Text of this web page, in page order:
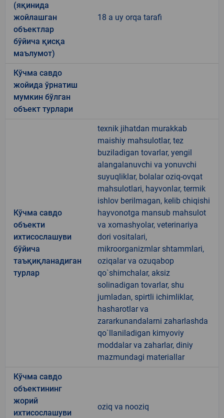
(яқинида
жойлашган
объектлар
бўйича қисқа
маълумот)
18 a uy orqa tarafi
Кўчма савдо
жойида ўрнатиш
мумкин бўлган
объект турлари
Кўчма савдо
объекти
ихтисослашуви
бўйича
таъқиқланадиган
турлар
texnik jihatdan murakkab
maishiy mahsulotlar, tez
buziladigan tovarlar, yengil
alangalanuvchi va yonuvchi
suyuqliklar, bolalar oziq-ovqat
mahsulotlari, hayvonlar, termik
ishlov berilmagan, kelib chiqishi
hayvonotga mansub mahsulot
va xomashyolar, veterinariya
dori vositalari,
mikroorganizmlar shtammlari,
oziqalar va ozuqabop
qo`shimchalar, aksiz
solinadigan tovarlar, shu
jumladan, spirtli ichimliklar,
hasharotlar va
zararkunandalarni zaharlashda
qo`llaniladigan kimyoviy
moddalar va zaharlar, diniy
mazmundagi materiallar
Кўчма савдо
объектининг
жорий
ихтисослашуви
oziq va nooziq